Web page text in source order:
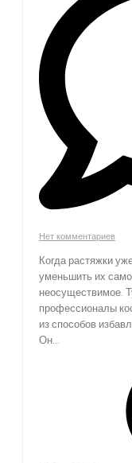
Нет комментариев
Когда растяжки
уменьшить их
неосуществимое.
профессионалы
из способов
Он...